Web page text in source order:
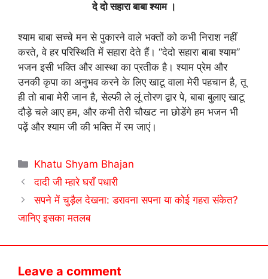
दे दो सहारा बाबा श्याम ।
श्याम बाबा सच्चे मन से पुकारने वाले भक्तों को कभी निराश नहीं
करते, वे हर परिस्थिति में सहारा देते हैं। “देदो सहारा बाबा श्याम”
भजन इसी भक्ति और आस्था का प्रतीक है। श्याम प्रेम और
उनकी कृपा का अनुभव करने के लिए खाटू वाला मेरी पहचान है, तू
ही तो बाबा मेरी जान है, सेल्फी ले लूं तोरण द्वार पे, बाबा बुलाए खाटू
दौड़े चले आए हम, और कभी तेरी चौखट ना छोडेंगे हम भजन भी
पढ़ें और श्याम जी की भक्ति में रम जाएं।
Categories
Khatu Shyam Bhajan
दादी जी म्हारे घराँ पधारी
सपने में चुड़ैल देखना: डरावना सपना या कोई गहरा संकेत?
जानिए इसका मतलब
Leave a comment